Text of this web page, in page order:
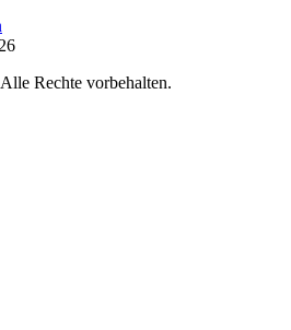
Alle Rechte vorbehalten.